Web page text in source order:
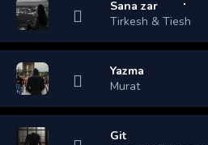
Sana zar
Tirkesh & Tiesh
Yazma
Murat
Git